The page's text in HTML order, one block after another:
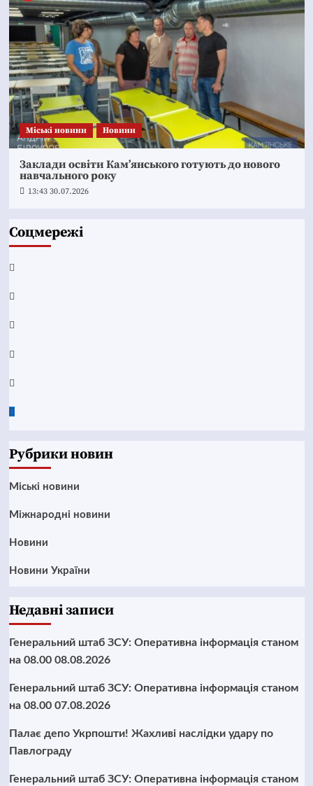
Mіські новини Новини
Заклади освіти Кам’янського готують до нового
навчального року
13:43 30.07.2026
Соцмережі
Facebook
YouTube
Telegram
Instagram
Twitter
Google
Рубрики новин
Mіські новини
Міжнародні новини
Новини
Новини України
Недавні записи
Генеральний штаб ЗСУ: Оперативна інформація станом
на 08.00 08.08.2026
Генеральний штаб ЗСУ: Оперативна інформація станом
на 08.00 07.08.2026
Палає депо Укрпошти! Жахливі наслідки удару по
Павлограду
Генеральний штаб ЗСУ: Оперативна інформація станом